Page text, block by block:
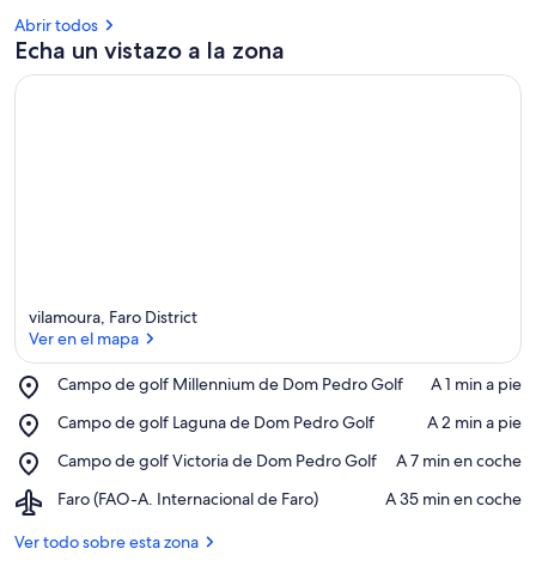
Abrir todos
Echa un vistazo a la zona
vilamoura, Faro District
Ver en el mapa
Campo de golf Millennium de Dom Pedro Golf
Place,
de
Millennium
de
Dom
Pedro
Golf
‪A 1 min a pie‬
Campo de golf Laguna de Dom Pedro Golf
Place,
de
Laguna
Dom
‪A 2 min a pie‬
Campo de golf Victoria de Dom Pedro Golf
Place,
de
Victoria
‪A 7 min en coche‬
Faro (FAO-A. Internacional de Faro)
Airport,
(FAO-
‪A 35 min en coche‬
Ver todo sobre esta zona